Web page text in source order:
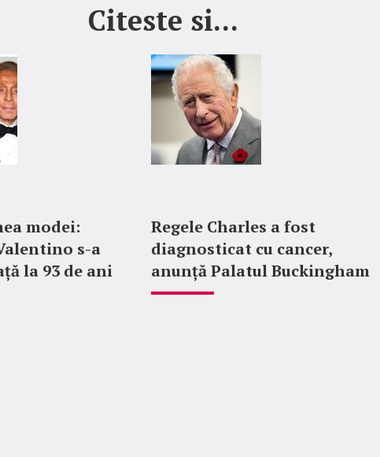
Citeste si...
modei:
s-a
la 93 de ani
Regele Charles a fost
diagnosticat cu cancer,
anunță Palatul Buckingham